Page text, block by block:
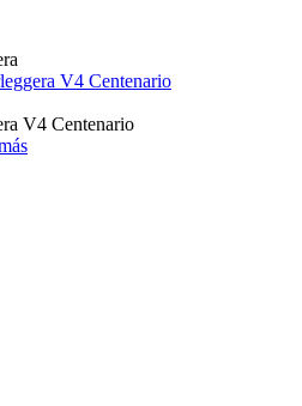
V4 Centenario
V4 Centenario